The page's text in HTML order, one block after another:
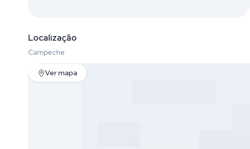
Localização
Campeche
Ver mapa